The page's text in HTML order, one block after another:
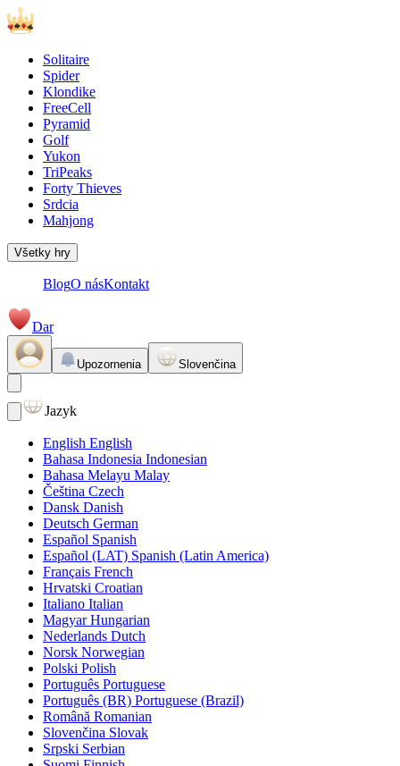
Solitaire
Spider
Klondike
FreeCell
Pyramid
Golf
Yukon
TriPeaks
Forty Thieves
Srdcia
Mahjong
Všetky hry
BlogO násKontakt
Dar
Upozornenia Slovenčina
Jazyk
English English
Bahasa Indonesia Indonesian
Bahasa Melayu Malay
Čeština Czech
Dansk Danish
Deutsch German
Español Spanish
Español (LAT) Spanish (Latin America)
Français French
Hrvatski Croatian
Italiano Italian
Magyar Hungarian
Nederlands Dutch
Norsk Norwegian
Polski Polish
Português Portuguese
Português (BR) Portuguese (Brazil)
Română Romanian
Slovenčina Slovak
Srpski Serbian